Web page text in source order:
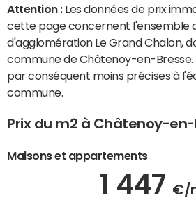
Attention : Les données de prix
cette page concernent l'ensemble
d'agglomération Le Grand Chalon,
commune de Châtenoy-en-Bresse.
par conséquent moins précises à
commune.
Prix du m2 à Châtenoy-en-
Maisons et appartements
1 447 €/